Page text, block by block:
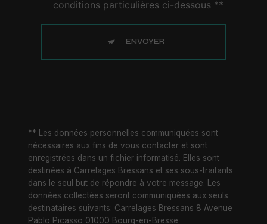
conditions particulières ci-dessous **
ENVOYER
** Les données personnelles communiquées sont
nécessaires aux fins de vous contacter et sont
enregistrées dans un fichier informatisé. Elles sont
destinées à Carrelages Bressans et ses sous-traitants
dans le seul but de répondre à votre message. Les
données collectées seront communiquées aux seuls
destinataires suivants: Carrelages Bressans 8 Avenue
Pablo Picasso 01000 Bourg-en-Bresse